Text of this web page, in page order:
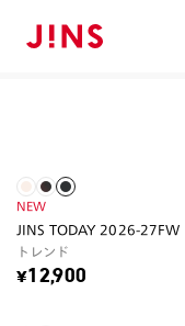
NEW
JINS TODAY 2026-27FW
トレンド
¥12,900